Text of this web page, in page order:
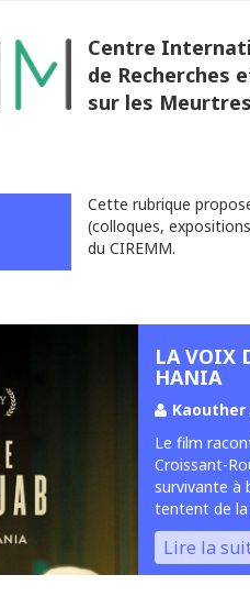
Centre
de Recherches
sur les
Cette rubrique
(colloques,
du CIREMM.
LA VOIX
HANIA
Kaouther
Le film
Croissant-
survivante à
tentent de la
Lire la